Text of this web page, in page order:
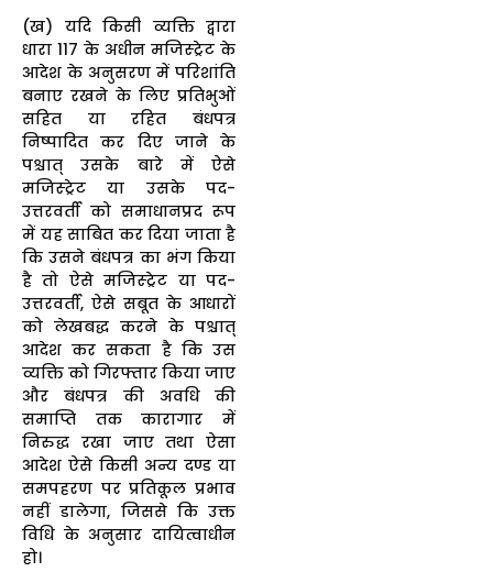
(ख) यदि किसी व्यक्ति द्वारा
धारा 117 के अधीन मजिस्ट्रेट के
आदेश के अनुसरण में परिशांति
बनाए रखने के लिए प्रतिभुओं
सहित या रहित बंधपत्र
निष्पादित कर दिए जाने के
पश्चात् उसके बारे में ऐसे
मजिस्ट्रेट या उसके पद-
उत्तरवर्ती को समाधानप्रद रूप
में यह साबित कर दिया जाता है
कि उसने बंधपत्र का भंग किया
है तो ऐसे मजिस्ट्रेट या पद-
उत्तरवर्ती, ऐसे सबूत के आधारों
को लेखबद्ध करने के पश्चात्
आदेश कर सकता है कि उस
व्यक्ति को गिरफ्तार किया जाए
और बंधपत्र की अवधि की
समाप्ति तक कारागार में
निरुद्ध रखा जाए तथा ऐसा
आदेश ऐसे किसी अन्य दण्ड या
समपहरण पर प्रतिकूल प्रभाव
नहीं डालेगा, जिससे कि उक्त
विधि के अनुसार दायित्वाधीन
हो।